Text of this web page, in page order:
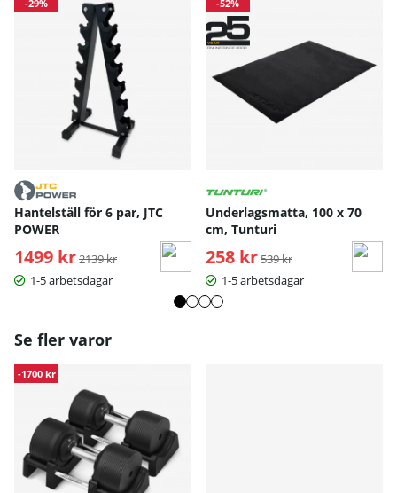
-29%
Hantelställ för 6 par, JTC
POWER
1499 kr Ordinarie pris:
2139 kr
1-5 arbetsdagar
-52%
Underlagsmatta, 100 x 70
cm, Tunturi
258 kr Ordinarie pris:
539 kr
1-5 arbetsdagar
Se fler varor
-1700 kr